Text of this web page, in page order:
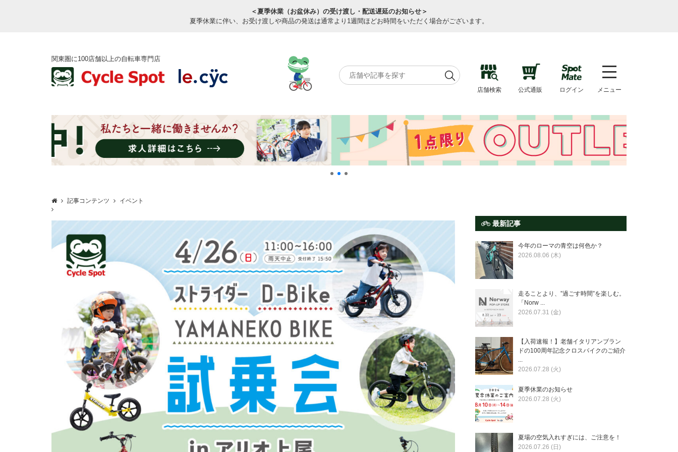
＜夏季休業（お盆休み）の受け渡し・配送遅延のお知らせ＞
夏季休業に伴い、お受け渡しや商品の発送は通常より1週間ほどお時間をいただく場合がございます。
関東圏に100店舗以上の自転車専門店
店舗検索 公式通販 ログイン メニュー
記事コンテンツ イベント
最新記事
今年のローマの青空は何色か？
2026.08.06 (木)
走ることより、”過ごす時間”を楽しむ。
「Norw ...
2026.07.31 (金)
【入荷速報！】老舗イタリアンブラン
ドの100周年記念クロスバイクのご紹介
...
2026.07.28 (火)
夏季休業のお知らせ
2026.07.28 (火)
夏場の空気入れすぎには、ご注意を！
2026.07.26 (日)